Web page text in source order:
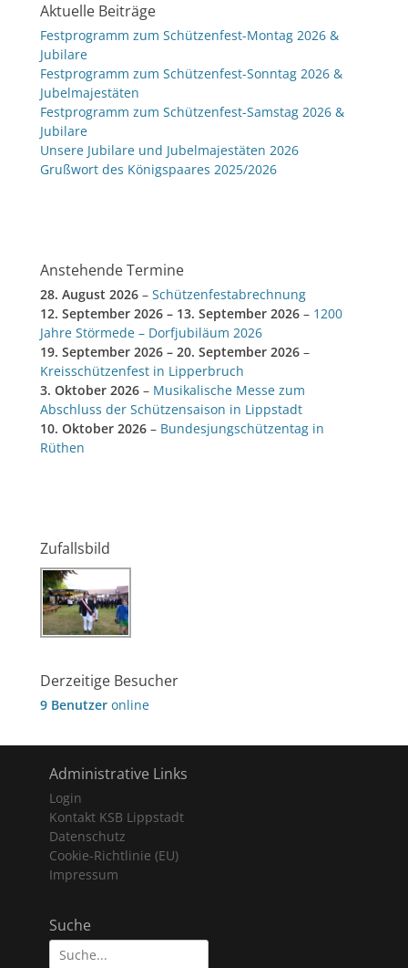
Aktuelle Beiträge
Festprogramm zum Schützenfest-Montag 2026 &
Jubilare
Festprogramm zum Schützenfest-Sonntag 2026 &
Jubelmajestäten
Festprogramm zum Schützenfest-Samstag 2026 &
Jubilare
Unsere Jubilare und Jubelmajestäten 2026
Grußwort des Königspaares 2025/2026
Anstehende Termine
28. August 2026 – Schützenfestabrechnung
12. September 2026 – 13. September 2026 – 1200
Jahre Störmede – Dorfjubiläum 2026
19. September 2026 – 20. September 2026 –
Kreisschützenfest in Lipperbruch
3. Oktober 2026 – Musikalische Messe zum
Abschluss der Schützensaison in Lippstadt
10. Oktober 2026 – Bundesjungschützentag in
Rüthen
Zufallsbild
Derzeitige Besucher
9 Benutzer online
Administrative Links
Login
Kontakt KSB Lippstadt
Datenschutz
Cookie-Richtlinie (EU)
Impressum
Suche
Suche